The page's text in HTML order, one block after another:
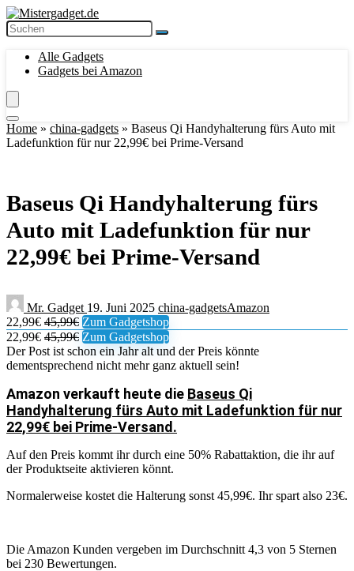
Alle Gadgets
Gadgets bei Amazon
Home » china-gadgets » Baseus Qi Handyhalterung fürs Auto mit
Ladefunktion für nur 22,99€ bei Prime-Versand
Baseus Qi Handyhalterung fürs
Auto mit Ladefunktion für nur
22,99€ bei Prime-Versand
Mr. Gadget 19. Juni 2025 china-gadgetsAmazon
22,99€ 45,99€ Zum Gadgetshop
22,99€ 45,99€ Zum Gadgetshop
Der Post ist schon ein Jahr alt und der Preis könnte
dementsprechend nicht mehr ganz aktuell sein!
Amazon verkauft heute die Baseus Qi
Handyhalterung fürs Auto mit Ladefunktion für nur
22,99€ bei Prime-Versand.
Auf den Preis kommt ihr durch eine 50% Rabattaktion, die ihr auf
der Produktseite aktivieren könnt.
Normalerweise kostet die Halterung sonst 45,99€. Ihr spart also 23€.
Die Amazon Kunden vergeben im Durchschnitt 4,3 von 5 Sternen
bei 230 Bewertungen.